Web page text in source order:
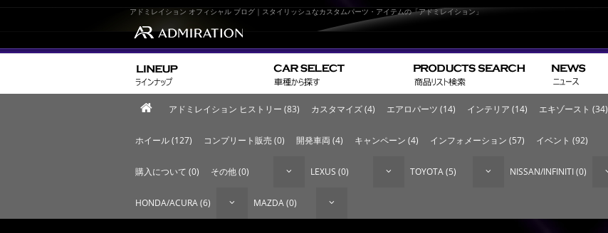
アドミレイション オフィシャル ブログ｜スタイリッシュなカスタムパーツ・アイテムの「アドミレイション」
アドミレイション ヒストリー (83) カスタマイズ (4) エアロパーツ (14) インテリア (14) エキゾースト (34)
ホイール (127) コンプリート販売 (0) 開発車両 (4) キャンペーン (4) インフォメーション (57) イベント (92)
購入について (0) その他 (0) LEXUS (0) TOYOTA (5) NISSAN/INFINITI (0)
HONDA/ACURA (6) MAZDA (0)